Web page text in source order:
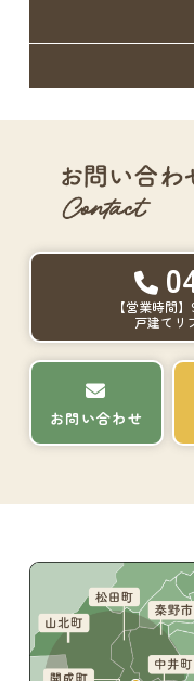
【営業時間
戸建てリ
お問い合わせ